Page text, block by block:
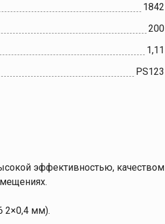
1842
200
1,11
PS123
эффективностью, качеством
2×0,4 мм).